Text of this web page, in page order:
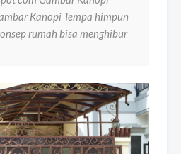
Kanopi Tempa himpun
rumah bisa menghibur